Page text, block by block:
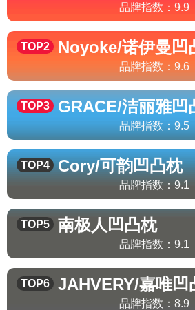
品牌指数： 9.9
TOP2 Noyoke/诺伊曼 凹
品牌指数： 9.6
TOP3 GRACE/洁丽雅凹
品牌指数： 9.5
TOP4 Cory/可韵凹凸枕
品牌指数： 9.1
TOP5 南极人 凹凸枕
品牌指数： 9.1
TOP6 JAHVERY/嘉唯凹
品牌指数： 8.9